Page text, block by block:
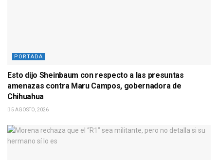
PORTADA
Esto dijo Sheinbaum con respecto a las presuntas
amenazas contra Maru Campos, gobernadora de
Chihuahua
5 AGOSTO, 2026